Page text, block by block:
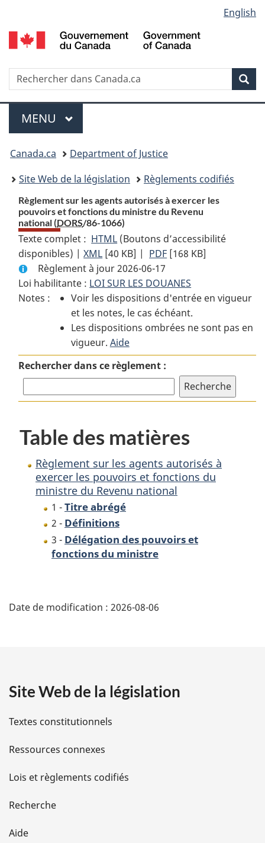
au
contenu
propos
de
la
HTML
simplifiée
selection
English
Recherche
Menu
MENU PRINCIPAL
You
are
here:
Canada.ca
Department of Justice
Site Web de la législation
Règlements codifiés
Règlement sur les agents autorisés à exercer les
pouvoirs et fonctions du ministre du Revenu
national (DORS/86-1066)
Texte complet : HTML Texte
complet
:
Règlement
sur
les
agents
autorisés
à
exercer
pouvoirs
fonctions
du
ministre
du
Revenu
national
(Boutons d’accessibilité
disponibles) |XML Texte
complet
:
Règlement
sur
les
agents
autorisés
à
les
et
fonctions
du
ministre
du
Revenu
national
[40 KB] | PDF Texte
:
Règlement
sur
les
autorisés
exercer
les
et
fonctions
du
ministre
du
[168 KB]
Règlement à jour 2026-06-17
Loi habilitante : LOI SUR LES DOUANES
Notes :
Voir les dispositions d'entrée en vigueur
et les notes, le cas échéant.
Les dispositions ombrées ne sont pas en
vigueur. Aide
Rechercher dans ce règlement :
Table des matières
Règlement sur les agents autorisés à
exercer les pouvoirs et fonctions du
ministre du Revenu national
1 -Titre abrégé
2 - Définitions
3 - Délégation des pouvoirs et
fonctions du ministre
é
i
l
s
d
e
l
Date de modification : 2026-08-06
Site Web de la législation
Textes constitutionnels
Ressources connexes
Lois et règlements codifiés
Recherche
Aide